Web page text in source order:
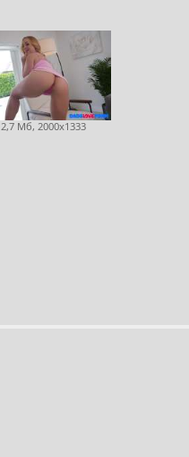
2,7 Мб, 2000x1333